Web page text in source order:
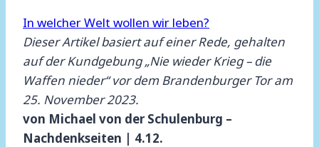
In welcher Welt wollen wir leben?
Dieser Artikel basiert auf einer Rede, gehalten
auf der Kundgebung „Nie wieder Krieg – die
Waffen nieder“ vor dem Brandenburger Tor am
25. November 2023.
von Michael von der Schulenburg –
Nachdenkseiten | 4.12.